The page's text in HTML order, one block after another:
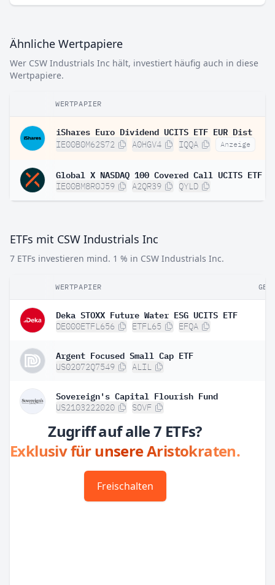
Ähnliche Wertpapiere
Wer CSW Industrials Inc hält, investiert häufig auch in diese
Wertpapiere.
WERTPAPIER
iShares Euro Dividend UCITS ETF EUR Dist
IE00B0M62S72 A0HGV4 IQQA Anzeige
Global X NASDAQ 100 Covered Call UCITS ETF
IE00BM8R0J59 A2QR39 QYLD
ETFs mit CSW Industrials Inc
7 ETFs investieren mind. 1 % in CSW Industrials Inc.
WERTPAPIER
Deka STOXX Future Water ESG UCITS ETF
DE000ETFL656 ETFL65 EFQA
Argent Focused Small Cap ETF
US02072Q7549 ALIL
Sovereign's Capital Flourish Fund
US2103222020 SOVF
Zugriff auf alle 7 ETFs?
Exklusiv für unsere Aristokraten.
Freischalten